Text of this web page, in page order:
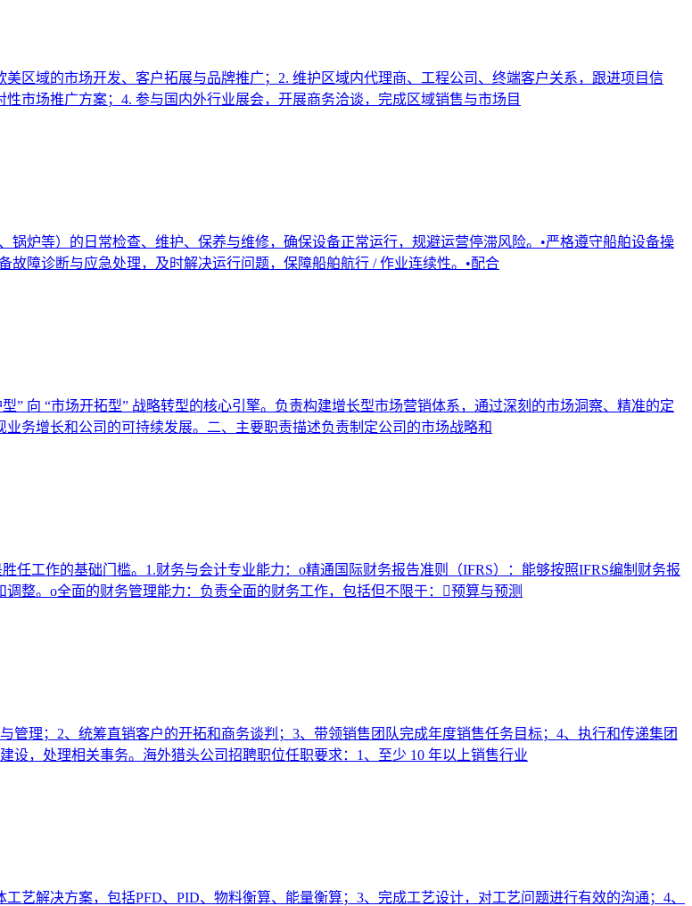
区域的市场开发、客户拓展与品牌推广；2. 维护区域内代理商、工程公司、终端客户关系，跟进项目信
市场推广方案；4. 参与国内外行业展会，开展商务洽谈，完成区域销售与市场目
炉等）的日常检查、维护、保养与维修，确保设备正常运行，规避运营停滞风险。•严格遵守船舶设备操
障诊断与应急处理，及时解决运行问题，保障船舶航行 / 作业连续性。•配合
” 向 “市场开拓型” 战略转型的核心引擎。负责构建增长型市场营销体系，通过深刻的市场洞察、精准的定
务增长和公司的可持续发展。二、主要职责描述负责制定公司的市场战略和
任工作的基础门槛。1.财务与会计专业能力：o精通国际财务报告准则（IFRS）：能够按照IFRS编制财务报
整。o全面的财务管理能力：负责全面的财务工作，包括但不限于：预算与预测
理；2、统筹直销客户的开拓和商务谈判；3、带领销售团队完成年度销售任务目标；4、执行和传递集团
，处理相关事务。海外猎头公司招聘职位任职要求：1、至少 10 年以上销售行业
艺解决方案，包括PFD、PID、物料衡算、能量衡算；3、完成工艺设计，对工艺问题进行有效的沟通；4、